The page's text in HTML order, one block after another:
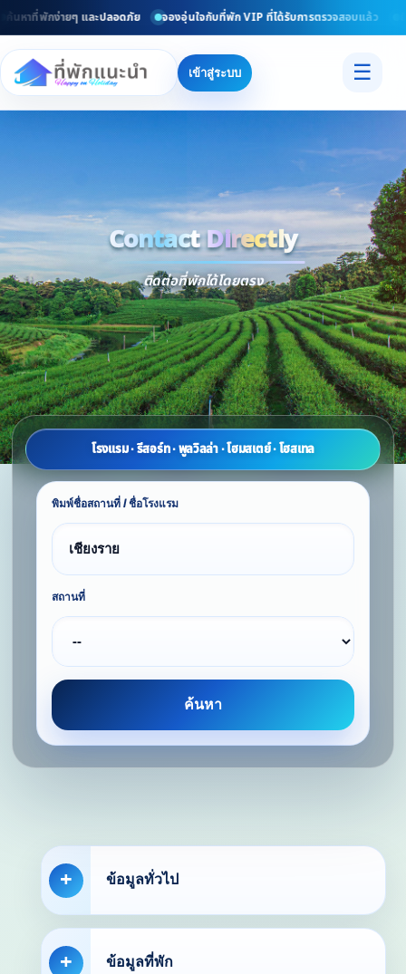
าที่พักง่ายๆ และปลอดภัย จองอุ่นใจกับที่พัก VIP ที่ได้รับการตรวจสอบแล้ว
เข้าสู่ระบบ ☰
Contact Directly
Contact
ติดต่อที่พักได้โดยตรง
โรงแรม · รีสอร์ท · พูลวิลล่า · โฮมสเตย์ · โฮสเทล
พิมพ์ชื่อสถานที่ / ชื่อโรงแรม
สถานที่
ค้นหา
ข้อมูลทั่วไป
ข้อมูลที่พัก